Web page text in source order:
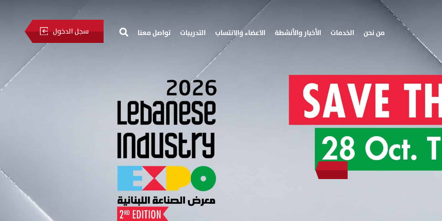
سجل الدخول من نحن الخدمات الأخبار والأنشطة الاعضاء والانتساب التدريبات تواصل معنا